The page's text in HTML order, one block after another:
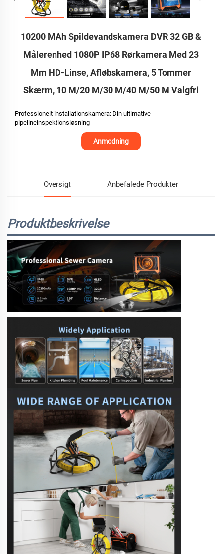
10200 MAh Spildevandskamera DVR 32 GB &
Målerenhed 1080P IP68 Rørkamera Med 23
Mm HD-Linse, Afløbskamera, 5 Tommer
Skærm, 10 M/20 M/30 M/40 M/50 M Valgfri
Professionelt installationskamera: Din ultimative
pipelineinspektionsløsning
Anmodning
Oversigt Anbefalede Produkter
Produktbeskrivelse